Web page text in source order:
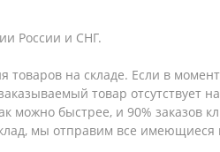
России и СНГ.
товаров на складе. Если в
товар отсутствует
можно быстрее, и 90%
мы отправим все